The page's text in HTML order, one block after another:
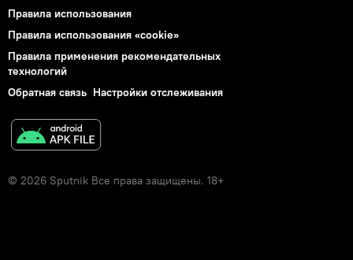
Правила использования
Правила использования «cookie»
Правила применения рекомендательных
технологий
Обратная связь Настройки отслеживания
© 2026 Sputnik Все права защищены. 18+